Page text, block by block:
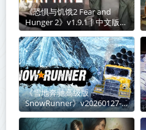
《恐惧与饥饿2 Fear and
Hunger 2》v1.9.1丨中文版网
盘下载
《雪地奔驰高级版
SnowRunner》v20260127-
全DLC+送修改器【单机+联
机】丨中文版网盘下载